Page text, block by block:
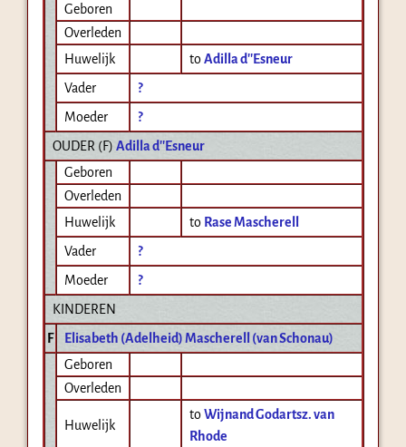
Geboren
Overleden
Huwelijk
toAdilla d''Esneur
Vader
?
Moeder
?
OUDER (F) Adilla d''Esneur
Geboren
Overleden
Huwelijk
to Rase Mascherell
Vader
?
Moeder
?
KINDEREN
F
Elisabeth (Adelheid) Mascherell (van Schonau)
Geboren
Overleden
Huwelijk
toWijnand Godartsz. van
Rhode